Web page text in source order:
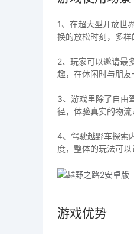
1、在超大型开放世
换的放松时刻，多样
2、玩家可以邀请最
趣，在休闲时与朋友
3、游戏里除了自由
径，体验真实的物流
4、驾驶越野车探索
度，整体的玩法可以
游戏优势